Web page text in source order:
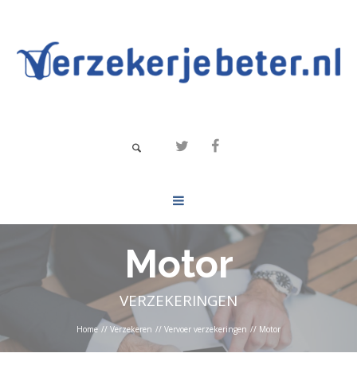
Motor
VERZEKERINGEN
Home // Verzekeren // Vervoer verzekeringen // Motor